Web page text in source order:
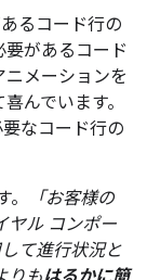
るコード行の
があるコード
メーションを
んでいます。
なコード行の
「お客様の
ヤル コンポー
て進行状況と